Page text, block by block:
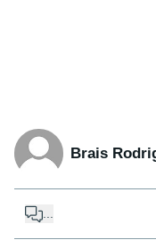
Brais
...